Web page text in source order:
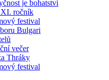
je bohatství
ročník
festival
Bulgari
večer
Thráky
festival